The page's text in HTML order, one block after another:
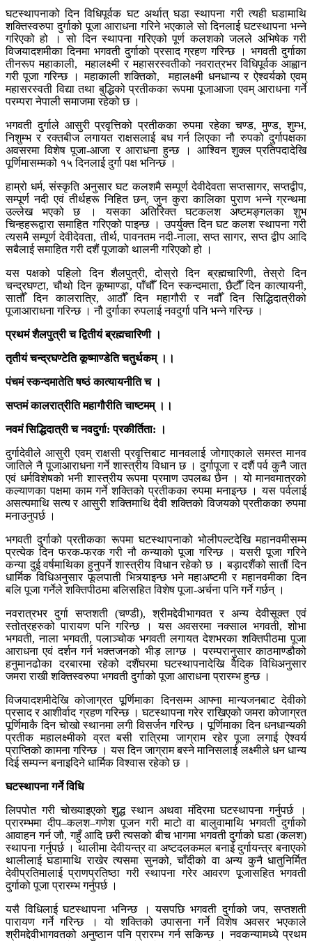
घटस्थापनाको दिन विधिपूर्वक घट अर्थात् घडा स्थापना गरी त्यही घडामाथि
शक्तिस्वरुपा दुर्गाको पूजा आराधना गरिने भएकाले सो दिनलाई घटस्थापना भन्ने
गरिएको हो । सो दिन स्थापना गरिएको पूर्ण कलशको जलले अभिषेक गरी
विजयादशमीका दिनमा भगवती दुर्गाको प्रसाद ग्रहण गरिन्छ । भगवती दुर्गाका
तीनरूप महाकाली, महालक्ष्मी र महासरस्वतीको नवरात्रभर विधिपूर्वक आह्वान
गरी पूजा गरिन्छ । महाकाली शक्तिको, महालक्ष्मी धनधान्य र ऐश्वर्यको एवम्
महासरस्वती विद्या तथा बुद्धिको प्रतीकका रूपमा पूजाआजा एवम् आराधना गर्ने
परम्परा नेपाली समाजमा रहेको छ ।
भगवती दुर्गाले आसुरी प्रवृत्तिको प्रतीकका रुपमा रहेका चण्ड, मुण्ड, शुम्भ,
निशुम्भ र रक्तबीज लगायत राक्षसलाई बध गर्न लिएका नौ रुपको दुर्गापक्षका
अवसरमा विशेष पूजा-आजा र आराधना हुन्छ । आश्विन शुक्ल प्रतिपदादेखि
पूर्णिमासम्मको १५ दिनलाई दुर्गा पक्ष भनिन्छ ।
हाम्रो धर्म, संस्कृति अनुसार घट कलशमै सम्पूर्ण देवीदेवता सप्तसागर, सप्तद्वीप,
सम्पूर्ण नदी एवं तीर्थहरू निहित छन्, जुन कुरा कालिका पुराण भन्ने ग्रन्थमा
उल्लेख भएको छ । यसका अतिरिक्त घटकलश अष्टमङ्गलका शुभ
चिन्हहरूद्वारा समाहित गरिएको पाइन्छ । उपर्युक्त दिन घट कलश स्थापना गरी
त्यसमै सम्पूर्ण देवीदेवता, तीर्थ, पावनतम नदी-नाला, सप्त सागर, सप्त द्वीप आदि
सबैलाई समाहित गरी दशैं पूजाको थालनी गरिएको हो ।
यस पक्षको पहिलो दिन शैलपुत्री, दोस्रो दिन ब्रह्मचारिणी, तेस्रो दिन
चन्द्रघण्टा, चौथो दिन कूष्माण्डा, पाँचौँ दिन स्कन्दमाता, छैटौँ दिन कात्यायनी,
सातौँ दिन कालरात्रि, आठौँ दिन महागौरी र नवौँ दिन सिद्धिदात्रीको
पूजाआराधना गरिन्छ । नौ दुर्गाका रुपलाई नवदुर्गा पनि भन्ने गरिन्छ ।
प्रथमं शैलपुत्री च द्वितीयं ब्रह्मचारिणी ।
तृतीयं चन्द्रघण्टेति कूष्माण्डेति चतुर्थकम् ।।
पंचमं स्कन्दमातेति षष्ठं कात्यायनीति च ।
सप्तमं कालरात्रीति महागौरीति चाष्टमम् ।।
नवमं सिद्धिदात्री च नवदुर्गा: प्रकीर्तिता: ।
दुर्गादेवीले आसुरी एवम् राक्षसी प्रवृत्तिबाट मानवलाई जोगाएकाले समस्त मानव
जातिले नै पूजाआराधना गर्ने शास्त्रीय विधान छ । दुर्गापूजा र दशैं पर्व कुनै जात
एवं धर्मविशेषको भनी शास्त्रीय रूपमा प्रमाण उपलब्ध छैन । यो मानवमात्रको
कल्याणका पक्षमा काम गर्ने शक्तिको प्रतीकका रुपमा मनाइन्छ । यस पर्वलाई
असत्यमाथि सत्य र आसुरी शक्तिमाथि दैवी शक्तिको विजयको प्रतीकका रुपमा
मनाउनुपर्छ ।
भगवती दुर्गाको प्रतीकका रूपमा घटस्थापनाको भोलीपल्टदेखि महानवमीसम्म
प्रत्येक दिन फरक-फरक गरी नौ कन्याको पूजा गरिन्छ । यसरी पूजा गरिने
कन्या दुई वर्षमाथिका हुनुपर्ने शास्त्रीय विधान रहेको छ । बड़ादशैंको सातौं दिन
धार्मिक विधिअनुसार फूलपाती भित्र्याइन्छ भने महाअष्टमी र महानवमीका दिन
बलि पूजा गर्नेले शक्तिपीठमा बलिसहित विशेष पूजा-अर्चना पनि गर्ने गर्छन् ।
नवरात्रभर दुर्गा सप्तशती (चण्डी), श्रीमद्देवीभागवत र अन्य देवीसूक्त एवं
स्तोत्रहरुको पारायण पनि गरिन्छ । यस अवसरमा नक्साल भगवती, शोभा
भगवती, नाला भगवती, पलाञ्चोक भगवती लगायत देशभरका शक्तिपीठमा पूजा
आराधना एवं दर्शन गर्न भक्तजनको भीड़ लाग्छ । परम्परानुसार काठमाण्डौको
हनुमानढोका दरबारमा रहेको दशैंघरमा घटस्थापनादेखि वैदिक विधिअनुसार
जमरा राखी शक्तिस्वरुपा भगवती दुर्गाको पूजा आराधना प्रारम्भ हुन्छ ।
विजयादशमीदेखि कोजाग्रत पूर्णिमाका दिनसम्म आफ्ना मान्यजनबाट देवीको
प्रसाद र आशीर्वाद ग्रहण गरिन्छ । घटस्थापना गरेर राखिएको जमरा कोजाग्रत
पूर्णिमाकै दिन चोखो स्थानमा लगी विसर्जन गरिन्छ । पूर्णिमाका दिन धनधान्यकी
प्रतीक महालक्ष्मीको व्रत बसी रात्रिमा जाग्राम रहेर पूजा लगाई ऐश्वर्य
प्राप्तिको कामना गरिन्छ । यस दिन जाग्राम बस्ने मानिसलाई लक्ष्मीले धन धान्य
दिई सम्पन्न बनाइदिने धार्मिक विश्वास रहेको छ ।
घटस्थापना गर्ने विधि
लिपपोत गरी चोख्याइएको शुद्ध स्थान अथवा मंदिरमा घटस्थापना गर्नुपर्छ ।
प्रारम्भमा दीप–कलश–गणेश पूजन गरी माटो वा बालुवामाथि भगवती दुर्गाको
आवाहन गर्न जौ, गहुँ आदि छरी त्यसको बीच भागमा भगवती दुर्गाको घडा (कलश)
स्थापना गर्नुपर्छ । थालीमा देवीयन्त्र वा अष्टदलकमल बनाई दुर्गायन्त्र बनाएको
थालीलाई घडामाथि राखेर त्यसमा सुनको, चाँदीको वा अन्य कुनै धातुनिर्मित
देवीप्रतिमालाई प्राणप्रतिष्ठा गरी स्थापना गरेर आवरण पूजासहित भगवती
दुर्गाको पूजा प्रारम्भ गर्नुपर्छ ।
यसै विधिलाई घटस्थापना भनिन्छ । यसपछि भगवती दुर्गाको जप, सप्तशती
पारायण गर्ने गरिन्छ । यो शक्तिको उपासना गर्ने विशेष अवसर भएकाले
श्रीमद्देवीभागवतको अनुष्ठान पनि प्रारम्भ गर्न सकिन्छ । नवकन्यामध्ये प्रथम